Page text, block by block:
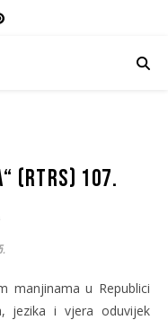
(RTRS) 107.
jezika i vjera oduvijek